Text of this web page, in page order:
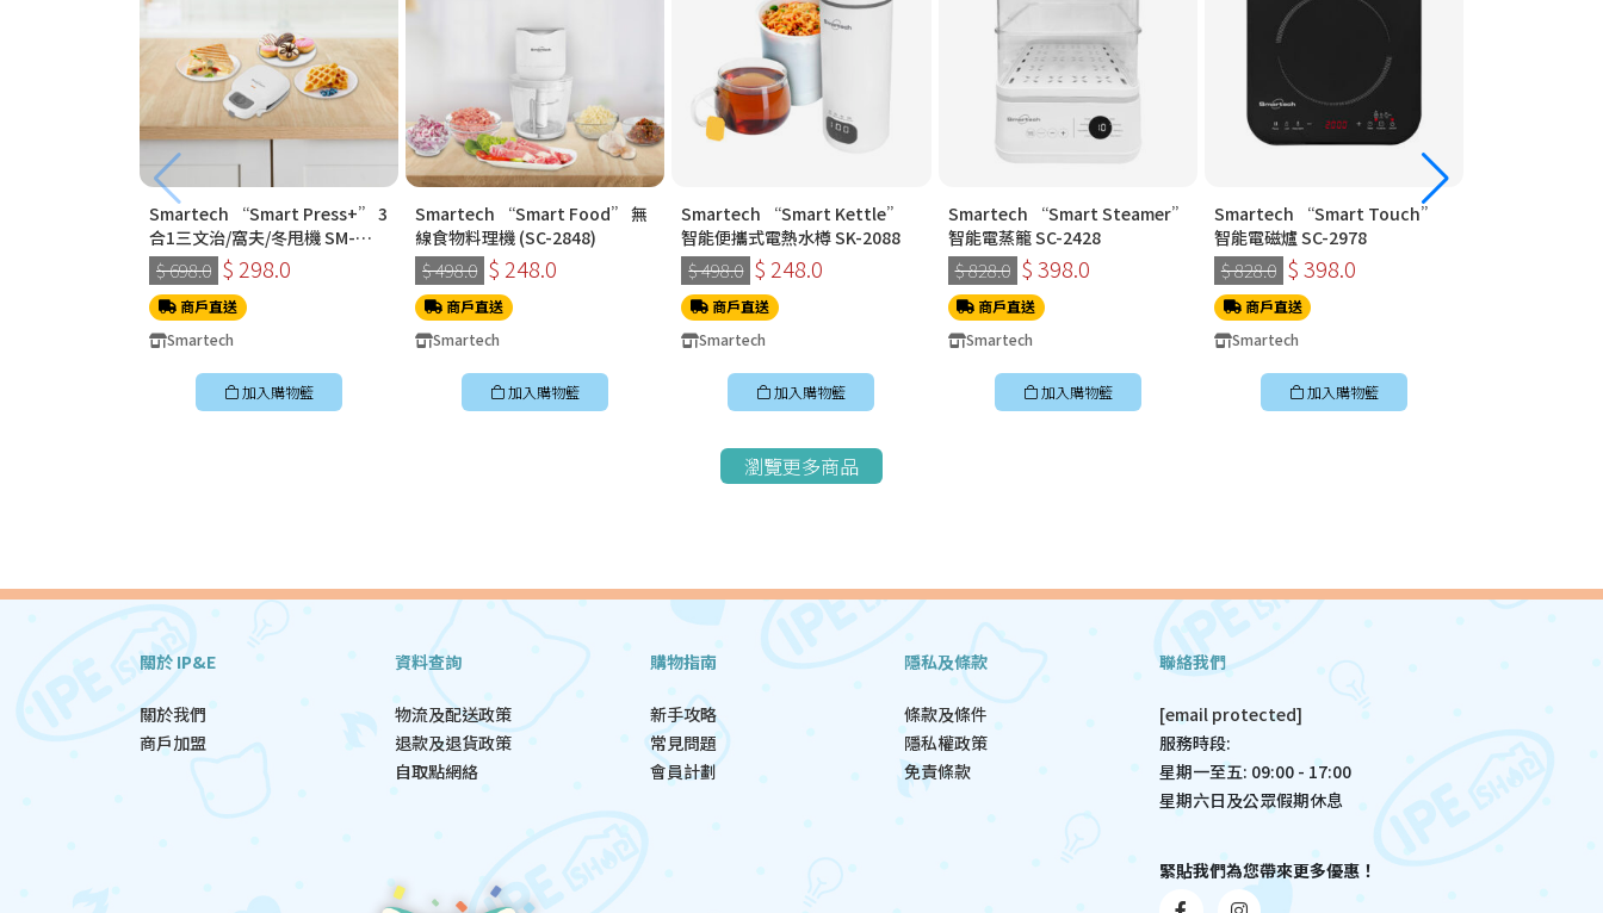
Smartech “Smart Press+” 3
合1三文治/窩夫/冬甩機 SM-
2228
$ 698.0 $ 298.0
商戶直送
Smartech
加入購物籃
Smartech “Smart Food” 無
線食物料理機 (SC-2848)
$ 498.0 $ 248.0
商戶直送
Smartech
加入購物籃
Smartech “Smart Kettle”
智能便攜式電熱水樽 SK-2088
$ 498.0 $ 248.0
商戶直送
Smartech
加入購物籃
Smartech “Smart Steamer”
智能電蒸籠 SC-2428
$ 828.0 $ 398.0
商戶直送
Smartech
加入購物籃
Smartech “Smart Touch”
智能電磁爐 SC-2978
$ 828.0 $ 398.0
商戶直送
Smartech
加入購物籃
瀏覽更多商品
關於 IP&E
關於我們
商戶加盟
資料查詢
物流及配送政策
退款及退貨政策
自取點網絡
購物指南
新手攻略
常見問題
會員計劃
隱私及條款
條款及條件
隱私權政策
免責條款
聯絡我們
[email protected]
服務時段:
星期一至五: 09:00 - 17:00
星期六日及公眾假期休息
緊貼我們為您帶來更多優惠！